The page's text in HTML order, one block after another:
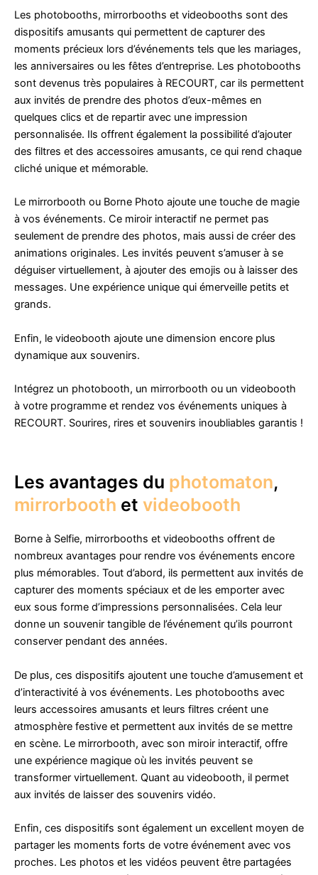
Les photobooths, mirrorbooths et videobooths sont des
dispositifs amusants qui permettent de capturer des
moments précieux lors d’événements tels que les mariages,
les anniversaires ou les fêtes d’entreprise. Les photobooths
sont devenus très populaires à RECOURT, car ils permettent
aux invités de prendre des photos d’eux-mêmes en
quelques clics et de repartir avec une impression
personnalisée. Ils offrent également la possibilité d’ajouter
des filtres et des accessoires amusants, ce qui rend chaque
cliché unique et mémorable.
Le mirrorbooth ou Borne Photo ajoute une touche de magie
à vos événements. Ce miroir interactif ne permet pas
seulement de prendre des photos, mais aussi de créer des
animations originales. Les invités peuvent s’amuser à se
déguiser virtuellement, à ajouter des emojis ou à laisser des
messages. Une expérience unique qui émerveille petits et
grands.
Enfin, le videobooth ajoute une dimension encore plus
dynamique aux souvenirs.
Intégrez un photobooth, un mirrorbooth ou un videobooth
à votre programme et rendez vos événements uniques à
RECOURT. Sourires, rires et souvenirs inoubliables garantis !
Les avantages du photomaton,
mirrorbooth et videobooth
Borne à Selfie, mirrorbooths et videobooths offrent de
nombreux avantages pour rendre vos événements encore
plus mémorables. Tout d’abord, ils permettent aux invités de
capturer des moments spéciaux et de les emporter avec
eux sous forme d’impressions personnalisées. Cela leur
donne un souvenir tangible de l’événement qu’ils pourront
conserver pendant des années.
De plus, ces dispositifs ajoutent une touche d’amusement et
d’interactivité à vos événements. Les photobooths avec
leurs accessoires amusants et leurs filtres créent une
atmosphère festive et permettent aux invités de se mettre
en scène. Le mirrorbooth, avec son miroir interactif, offre
une expérience magique où les invités peuvent se
transformer virtuellement. Quant au videobooth, il permet
aux invités de laisser des souvenirs vidéo.
Enfin, ces dispositifs sont également un excellent moyen de
partager les moments forts de votre événement avec vos
proches. Les photos et les vidéos peuvent être partagées